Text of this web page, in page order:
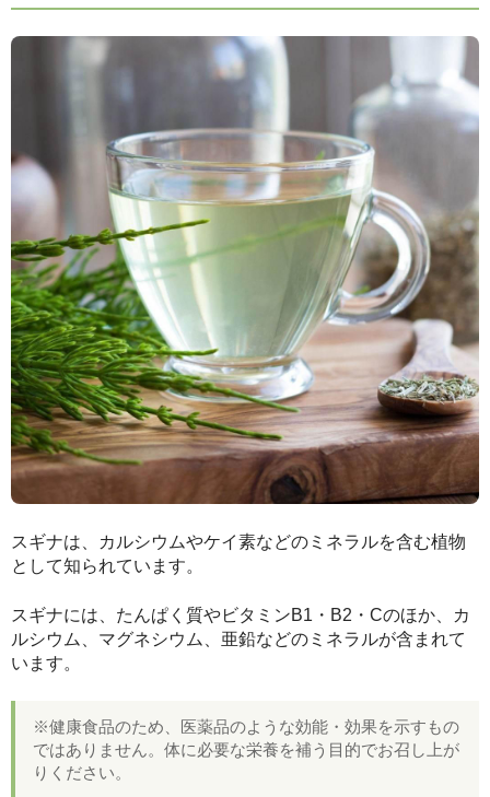
スギナは、カルシウムやケイ素などのミネラルを含む植物
として知られています。
スギナには、たんぱく質やビタミンB1・B2・Cのほか、カ
ルシウム、マグネシウム、亜鉛などのミネラルが含まれて
います。
※健康食品のため、医薬品のような効能・効果を示すもの
ではありません。体に必要な栄養を補う目的でお召し上が
りください。